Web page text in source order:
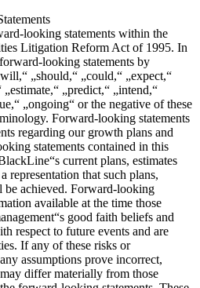
looking statements within the
Litigation Reform Act of 1995. In
looking statements by
„should,“ „could,“ „expect,“
„predict,“ „intend,“
„ongoing“ or the negative of these
Forward-looking statements
regarding our growth plans and
statements contained in this
current plans, estimates
representation that such plans,
be achieved. Forward-looking
available at the time those
good faith beliefs and
respect to future events and are
If any of these risks or
assumptions prove incorrect,
differ materially from those